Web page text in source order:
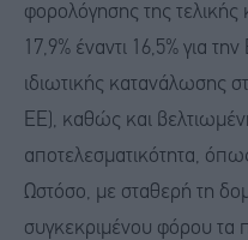
φορολόγησης της
17,9% έναντι 16,5% για
ιδιωτικής κατανάλωσης
ΕΕ), καθώς και
αποτελεσματικότητα,
Ωστόσο, με σταθερή τη
συγκεκριμένου φόρου τα